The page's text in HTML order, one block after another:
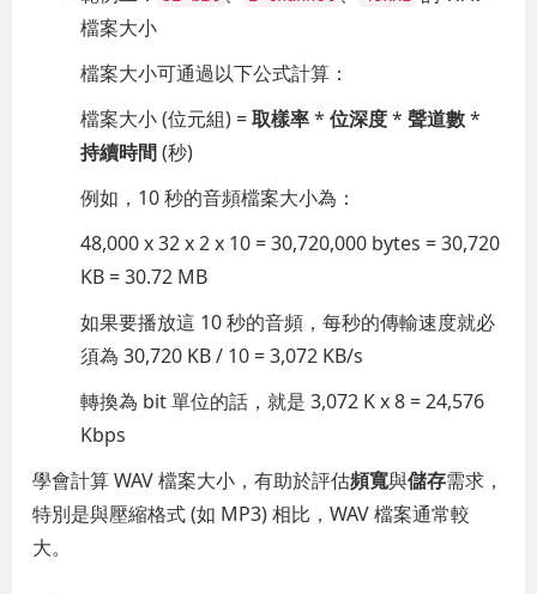
檔案大小
檔案大小可通過以下公式計算：
檔案大小 (位元組) =取樣率*位深度*聲道數*
持續時間(秒)
例如，10 秒的音頻檔案大小為：
48,000 x 32 x 2 x 10 = 30,720,000 bytes = 30,720
KB = 30.72 MB
如果要播放這 10 秒的音頻，每秒的傳輸速度就必
須為 30,720 KB / 10 = 3,072 KB/s
轉換為 bit 單位的話，就是 3,072 K x 8 = 24,576
Kbps
學會計算 WAV 檔案大小，有助於評估頻寬與儲存需求，
特別是與壓縮格式 (如 MP3) 相比，WAV 檔案通常較
大。